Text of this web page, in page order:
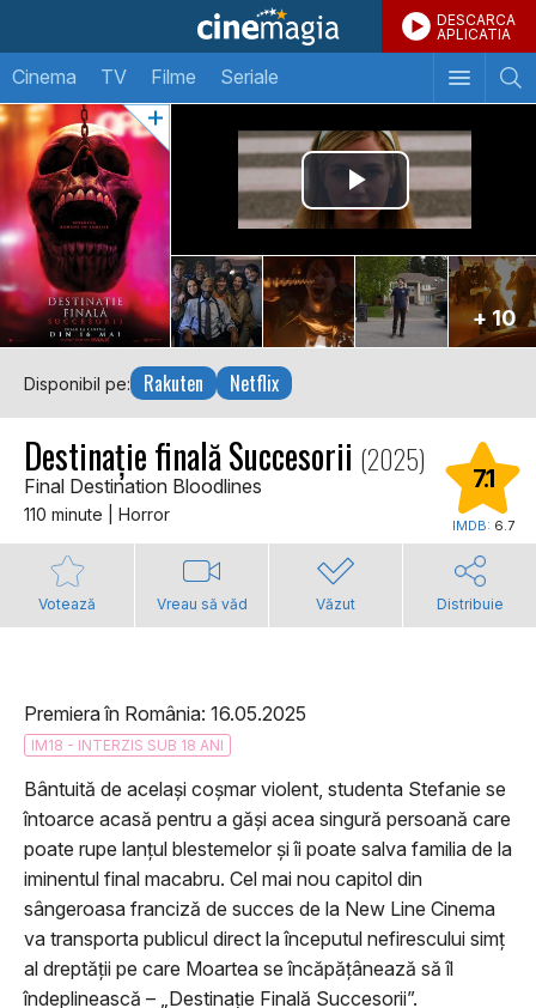
DESCARCA
APLICATIA
Cinema TV Filme Seriale
+ 10
Disponibil pe: Rakuten Netflix
Destinație finală Succesorii (2025)
Final Destination Bloodlines
110 minute | Horror
7.1
IMDB: 6.7
Votează Vreau să văd Văzut Distribuie
Premiera în România: 16.05.2025
IM18 - INTERZIS SUB 18 ANI
Bântuită de același coșmar violent, studenta Stefanie se
întoarce acasă pentru a găși acea singură persoană care
poate rupe lanțul blestemelor și îi poate salva familia de la
iminentul final macabru. Cel mai nou capitol din
sângeroasa franciză de succes de la New Line Cinema
va transporta publicul direct la începutul nefirescului simț
al dreptății pe care Moartea se încăpățânează să îl
îndeplinească – „Destinație Finală Succesorii”.